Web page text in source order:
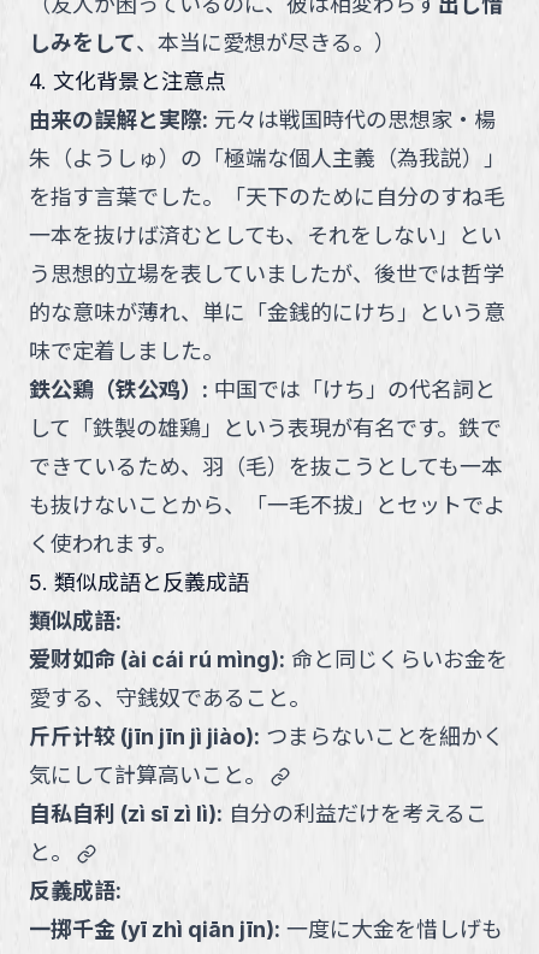
しみをして、本当に愛想が尽きる。 ）
4. 文化背景と注意点
由来の誤解と実際: 元々は戦国時代の思想家・楊
朱（ようしゅ）の「極端な個人主義（為我説）」
を指す言葉でした。「天下のために自分のすね毛
一本を抜けば済むとしても、それをしない」とい
う思想的立場を表していましたが、後世では哲学
的な意味が薄れ、単に「金銭的にけち」という意
味で定着しました。
鉄公鶏（铁公鸡） : 中国では「けち」の代名詞と
して「鉄製の雄鶏」という表現が有名です。鉄で
できているため、羽（毛）を抜こうとしても一本
も抜けないことから、「一毛不拔」とセットでよ
く使われます。
5. 類似成語と反義成語
類似成語:
爱财如命 (ài cái rú mìng): 命と同じくらいお金を
愛する、守銭奴であること。
斤斤计较 (jīn jīn jì jiào): つまらないことを細かく
気にして計算高いこと。
link
自私自利 (zì sī zì lì): 自分の利益だけを考えるこ
と。
link
反義成語:
一掷千金 (yī zhì qiān jīn): 一度に大金を惜しげも